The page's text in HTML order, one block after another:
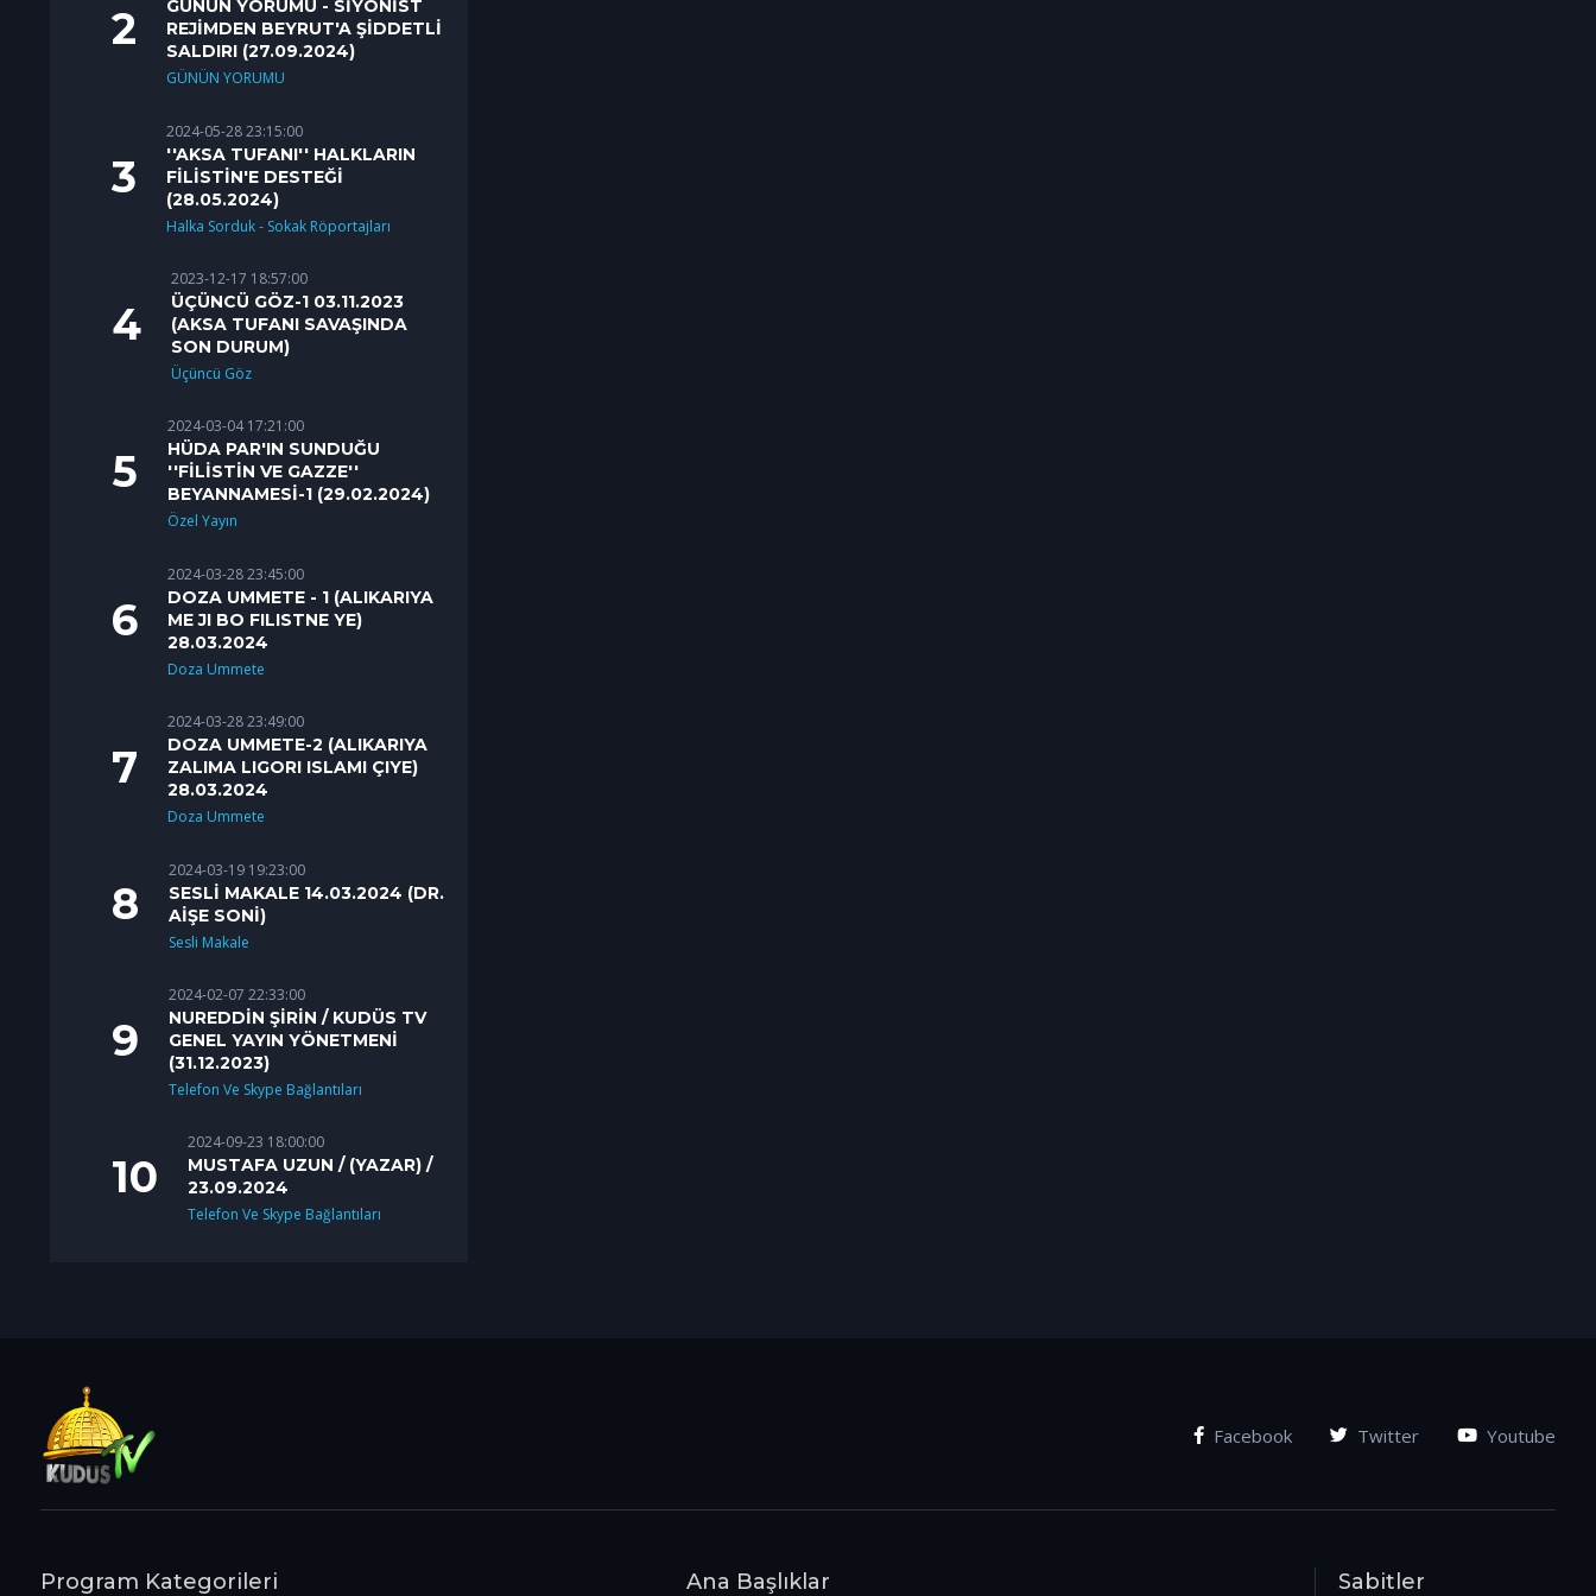
GÜNÜN YORUMU - SİYONİST
REJİMDEN BEYRUT'A ŞİDDETLİ
SALDIRI (27.09.2024)
GÜNÜN YORUMU
2024-05-28 23:15:00
''AKSA TUFANI'' HALKLARIN
FİLİSTİN'E DESTEĞİ
(28.05.2024)
Halka Sorduk - Sokak Röportajları
2023-12-17 18:57:00
ÜÇÜNCÜ GÖZ-1 03.11.2023
(AKSA TUFANI SAVAŞINDA
SON DURUM)
Üçüncü Göz
2024-03-04 17:21:00
HÜDA PAR'IN SUNDUĞU
''FİLİSTİN VE GAZZE''
BEYANNAMESİ-1 (29.02.2024)
Özel Yayın
2024-03-28 23:45:00
DOZA UMMETE - 1 (ALIKARIYA
ME JI BO FILISTNE YE)
28.03.2024
Doza Ummete
2024-03-28 23:49:00
DOZA UMMETE-2 (ALIKARIYA
ZALIMA LIGORI ISLAMI ÇIYE)
28.03.2024
Doza Ummete
2024-03-19 19:23:00
SESLİ MAKALE 14.03.2024 (DR.
AİŞE SONİ)
Sesli Makale
2024-02-07 22:33:00
NUREDDİN ŞİRİN / KUDÜS TV
GENEL YAYIN YÖNETMENİ
(31.12.2023)
Telefon Ve Skype Bağlantıları
2024-09-23 18:00:00
MUSTAFA UZUN / (YAZAR) /
23.09.2024
Telefon Ve Skype Bağlantıları
Facebook Twitter Youtube
Program Kategorileri Ana Başlıklar Sabitler